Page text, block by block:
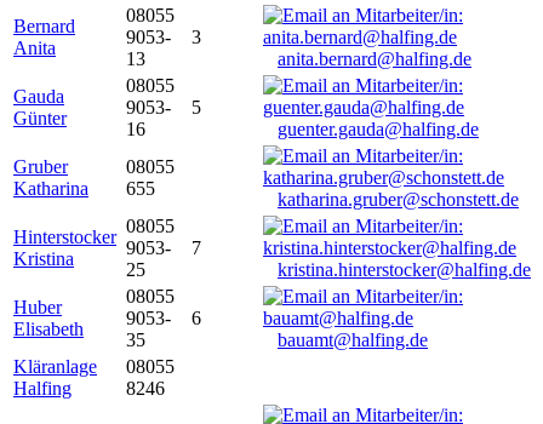
Bernard
Anita
08055
9053-
13
3
anita.bernard@halfing.de
Gauda
Günter
08055
9053-
16
5
guenter.gauda@halfing.de
Gruber
Katharina
08055
655
katharina.gruber@schonstett.de
Hinterstocker
Kristina
08055
9053-
25
7
kristina.hinterstocker@halfing.de
Huber
Elisabeth
08055
9053-
35
6
bauamt@halfing.de
Kläranlage
Halfing
08055
8246